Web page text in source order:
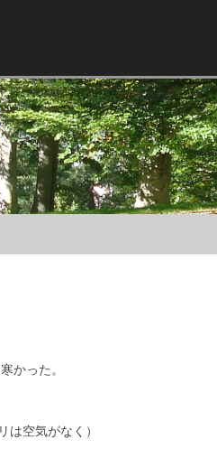
かった。
空気がなく）